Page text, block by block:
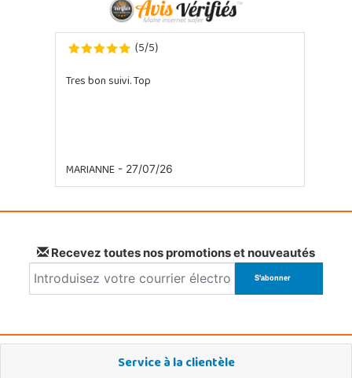
(5/5)
Tres bon suivi. Top
MARIANNE- 27/07/26
Recevez toutes nos promotions et nouveautés
Service à la clientèle